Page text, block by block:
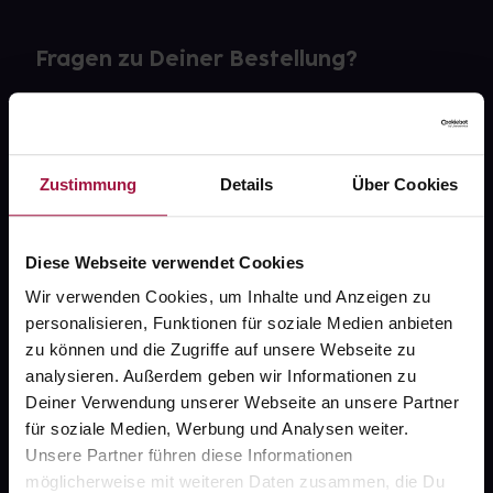
Zustimmung Details Über Cookies
Diese Webseite verwendet Cookies
Wir verwenden Cookies, um Inhalte und Anzeigen zu
personalisieren, Funktionen für soziale Medien anbieten
zu können und die Zugriffe auf unsere Webseite zu
analysieren. Außerdem geben wir Informationen zu
Deiner Verwendung unserer Webseite an unsere Partner
für soziale Medien, Werbung und Analysen weiter.
Unsere Partner führen diese Informationen
möglicherweise mit weiteren Daten zusammen, die Du
Fragen zu Deiner Bestellung?
gesund.de
Über uns
Karriere
Newsletter